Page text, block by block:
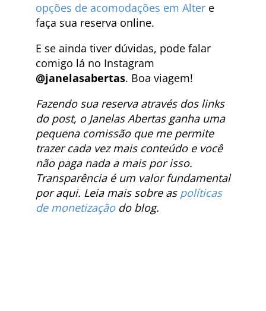
opções de acomodações em Alter e
faça sua reserva online.
E se ainda tiver dúvidas, pode falar
comigo lá no Instagram
@janelasabertas. Boa viagem!
Fazendo sua reserva através dos links
do post, o Janelas Abertas ganha uma
pequena comissão que me permite
trazer cada vez mais conteúdo e você
não paga nada a mais por isso.
Transparência é um valor fundamental
por aqui. Leia mais sobre aspolíticas
de monetizaçãodo blog.